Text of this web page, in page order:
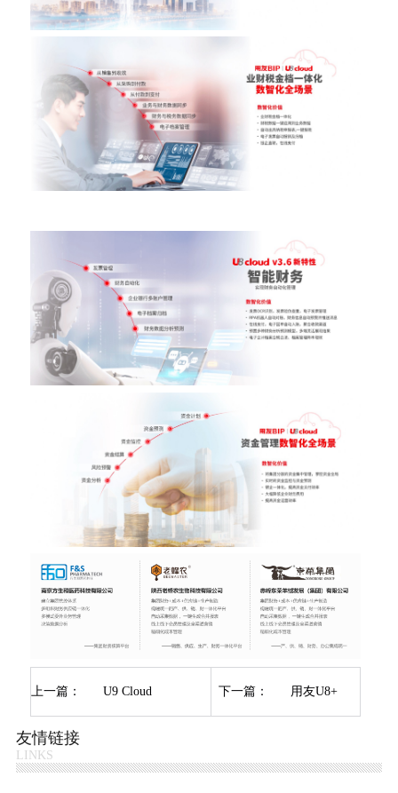
上一篇： U9 Cloud 下一篇： 用友U8+
友情链接
LINKS